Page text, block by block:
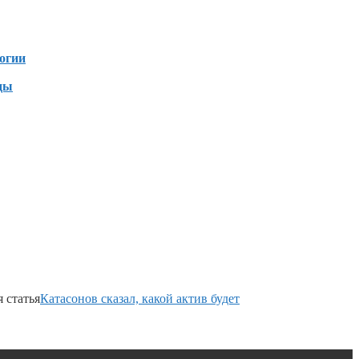
Катасонов сказал, какой актив будет